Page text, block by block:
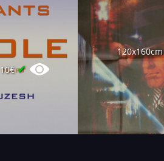
10€✔
120x160cm